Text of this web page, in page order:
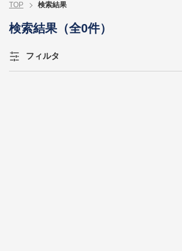
TOP 検索結果
検索結果（全0件）
フィルタ